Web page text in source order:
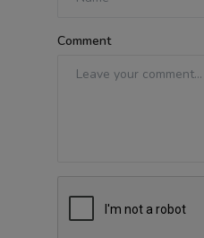
Comment